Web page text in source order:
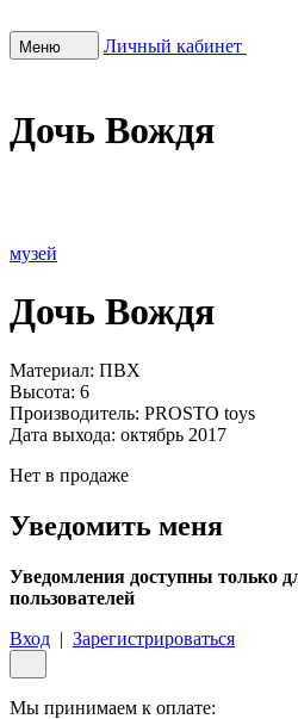
Меню Личный кабинет
Дочь Вождя
музей
Дочь Вождя
Материал: ПВХ
Высота: 6
Производитель: PROSTO toys
Дата выхода: октябрь 2017
Нет в продаже
Уведомить меня
Уведомления доступны только
пользователей
Вход | Зарегистрироваться
Мы принимаем к оплате: